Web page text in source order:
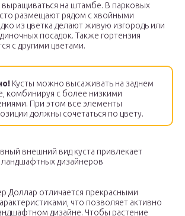
на штамбе. В парковых
размещают рядом с хвойными
из цветка делают живую изгородь или
посадок. Также гортензия
с другими цветами.
Кусты можно высаживать на заднем
комбинируя с более низкими
При этом все элементы
должны сочетаться по цвету.
внешний вид куста привлекает
ландшафтных дизайнеров
Доллар отличается прекрасными
что позволяет активно
дизайне. Чтобы растение